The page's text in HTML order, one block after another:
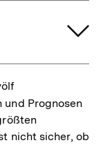
und Prognosen
nicht sicher, ob